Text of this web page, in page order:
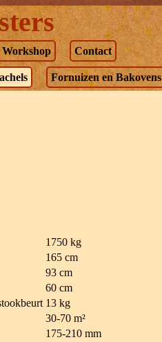
Workshop Contact
Fornuizen en Bakovens
1750 kg
165 cm
93 cm
60 cm
13 kg
30-70 m²
175-210 mm